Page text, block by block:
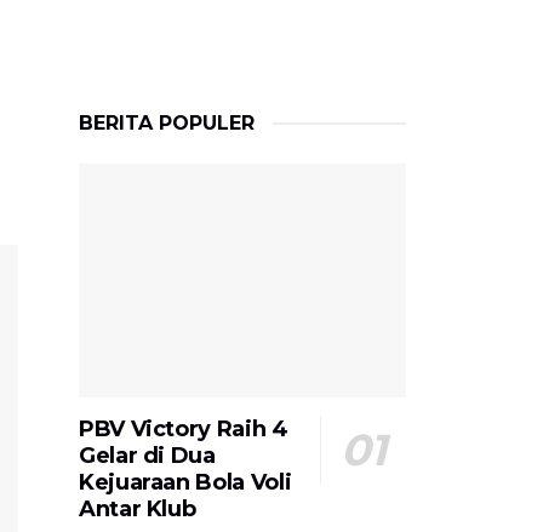
BERITA POPULER
PBV Victory Raih 4
Gelar di Dua
Kejuaraan Bola Voli
Antar Klub